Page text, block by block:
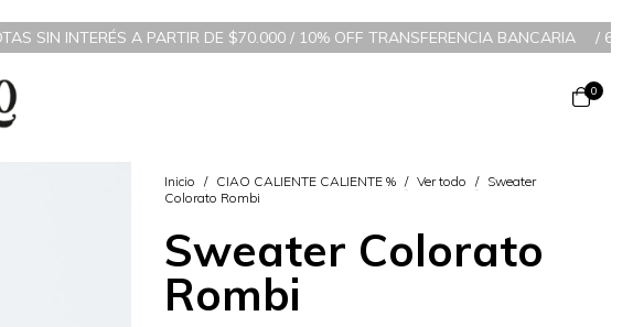
A PARTIR DE $70.000 / 10% OFF TRANSFERENCIA BANCARIA /6 CUOTAS SIN
0
Inicio / CIAO CALIENTE CALIENTE % / Ver todo / Sweater
Colorato Rombi
Sweater Colorato
Rombi